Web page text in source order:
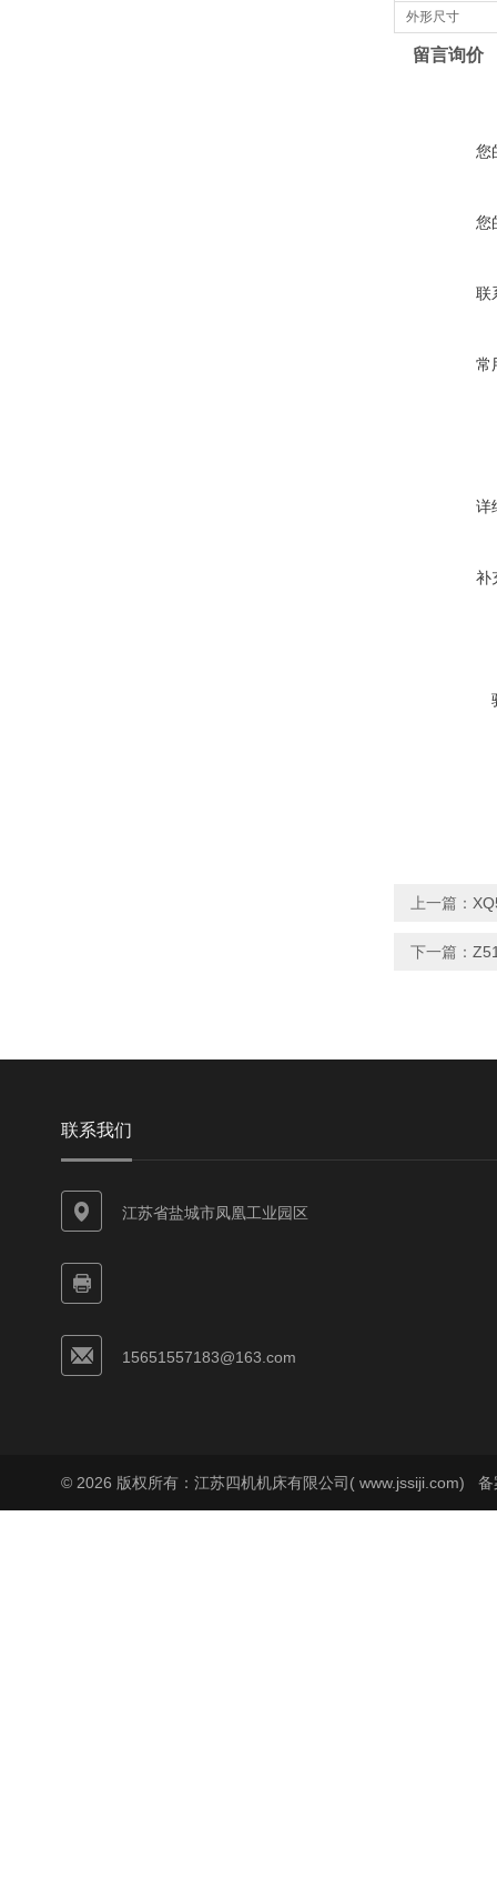
外形尺寸
留言询价
您
您
联
常
详
补
上一篇：
下一篇：
联系我们
江苏省盐城市凤凰工业园区
15651557183@163.com
© 2026 版权所有：江苏四机机床有限公司( www.jssiji.com) 备